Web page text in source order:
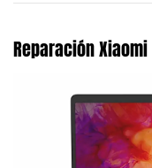
Reparación Xiaomi